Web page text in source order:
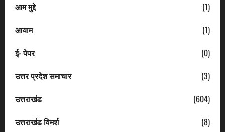
आम मुद्दे
(1)
आयाम
(1)
ई- पेपर
(0)
उत्तर प्रदेश समाचार
(3)
उत्तराखंड
(604)
उत्तराखंड विमर्श
(8)